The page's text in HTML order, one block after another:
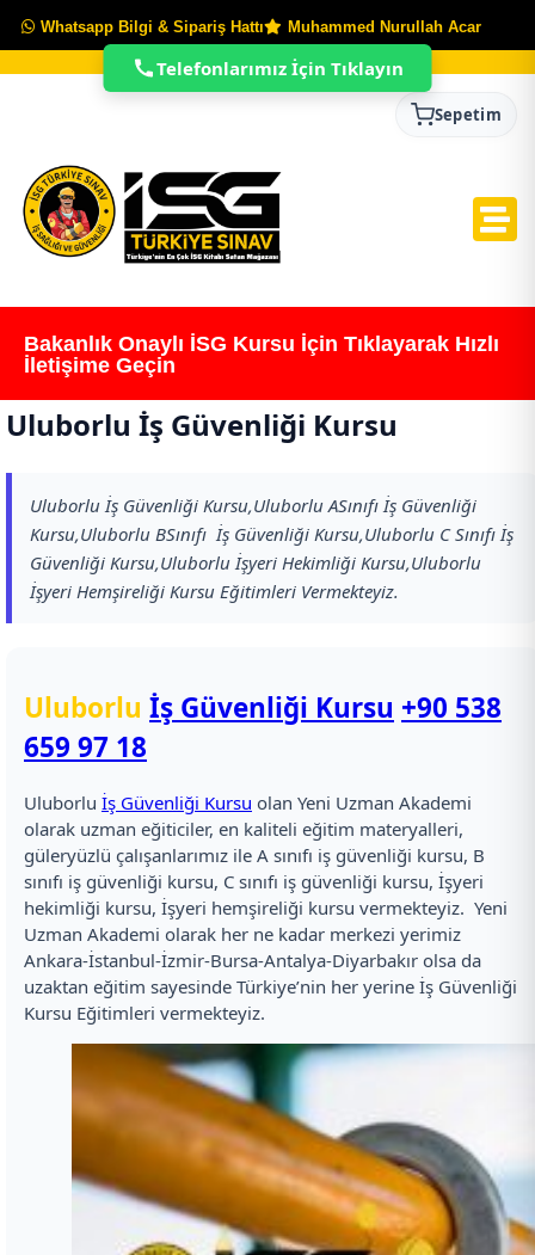
Whatsapp Bilgi & Sipariş Hattı Muhammed Nurullah Acar
Sepetim
Bakanlık Onaylı İSG Kursu İçin Tıklayarak Hızlı
İletişime Geçin
Uluborlu İş Güvenliği Kursu
Uluborlu İş Güvenliği Kursu,Uluborlu ASınıfı İş Güvenliği
Kursu,Uluborlu BSınıfı İş Güvenliği Kursu,Uluborlu C Sınıfı İş
Güvenliği Kursu,Uluborlu İşyeri Hekimliği Kursu,Uluborlu
İşyeri Hemşireliği Kursu Eğitimleri Vermekteyiz.
Uluborlu İş Güvenliği Kursu +90 538
659 97 18
Uluborlu İş Güvenliği Kursu olan Yeni Uzman Akademi
olarak uzman eğiticiler, en kaliteli eğitim materyalleri,
güleryüzlü çalışanlarımız ile A sınıfı iş güvenliği kursu, B
sınıfı iş güvenliği kursu, C sınıfı iş güvenliği kursu, İşyeri
hekimliği kursu, İşyeri hemşireliği kursu vermekteyiz. Yeni
Uzman Akademi olarak her ne kadar merkezi yerimiz
Ankara-İstanbul-İzmir-Bursa-Antalya-Diyarbakır olsa da
uzaktan eğitim sayesinde Türkiye’nin her yerine İş Güvenliği
Kursu Eğitimleri vermekteyiz.
Telefonlarımız İçin Tıklayın